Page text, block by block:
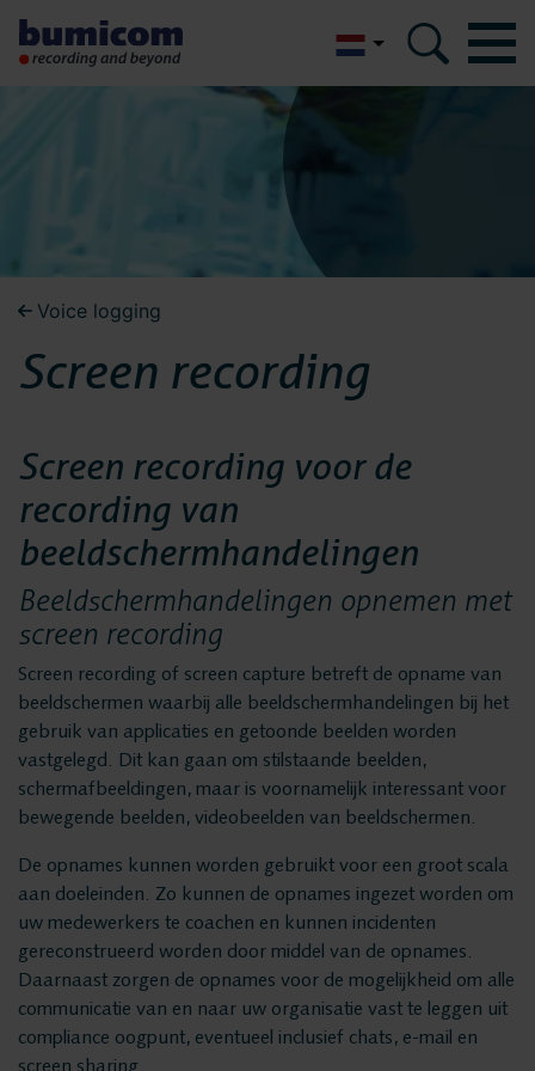
English
Over Bumicom
Bumicom referenties
Bumicom
certificeringen
Privacy en data
security
Vacatures
Oplossingen
Recording
Voice logging
Messaging Recording
Bumicom certificeringen
Privacy en data security
Vacatures
Recording
Voice logging
Messaging Recording
Quality Monitoring
Insights Analytics
Interaction Analytics
Spraakanalyse
Cloud Recorder
Branches
Customer Contact Centers
Financiële Instellingen
Openbare Orde & Veiligheid
Verkeersleiding
Providers
Voice logging
Screen recording
Screen recording voor de
recording van
beeldschermhandelingen
Beeldschermhandelingen opnemen met
screen recording
Screen recording of screen capture betreft de opname van
beeldschermen waarbij alle beeldschermhandelingen bij het
gebruik van applicaties en getoonde beelden worden
vastgelegd. Dit kan gaan om stilstaande beelden,
schermafbeeldingen, maar is voornamelijk interessant voor
bewegende beelden, videobeelden van beeldschermen.
De opnames kunnen worden gebruikt voor een groot scala
aan doeleinden. Zo kunnen de opnames ingezet worden om
uw medewerkers te coachen en kunnen incidenten
gereconstrueerd worden door middel van de opnames.
Daarnaast zorgen de opnames voor de mogelijkheid om alle
communicatie van en naar uw organisatie vast te leggen uit
compliance oogpunt, eventueel inclusief chats, e-mail en